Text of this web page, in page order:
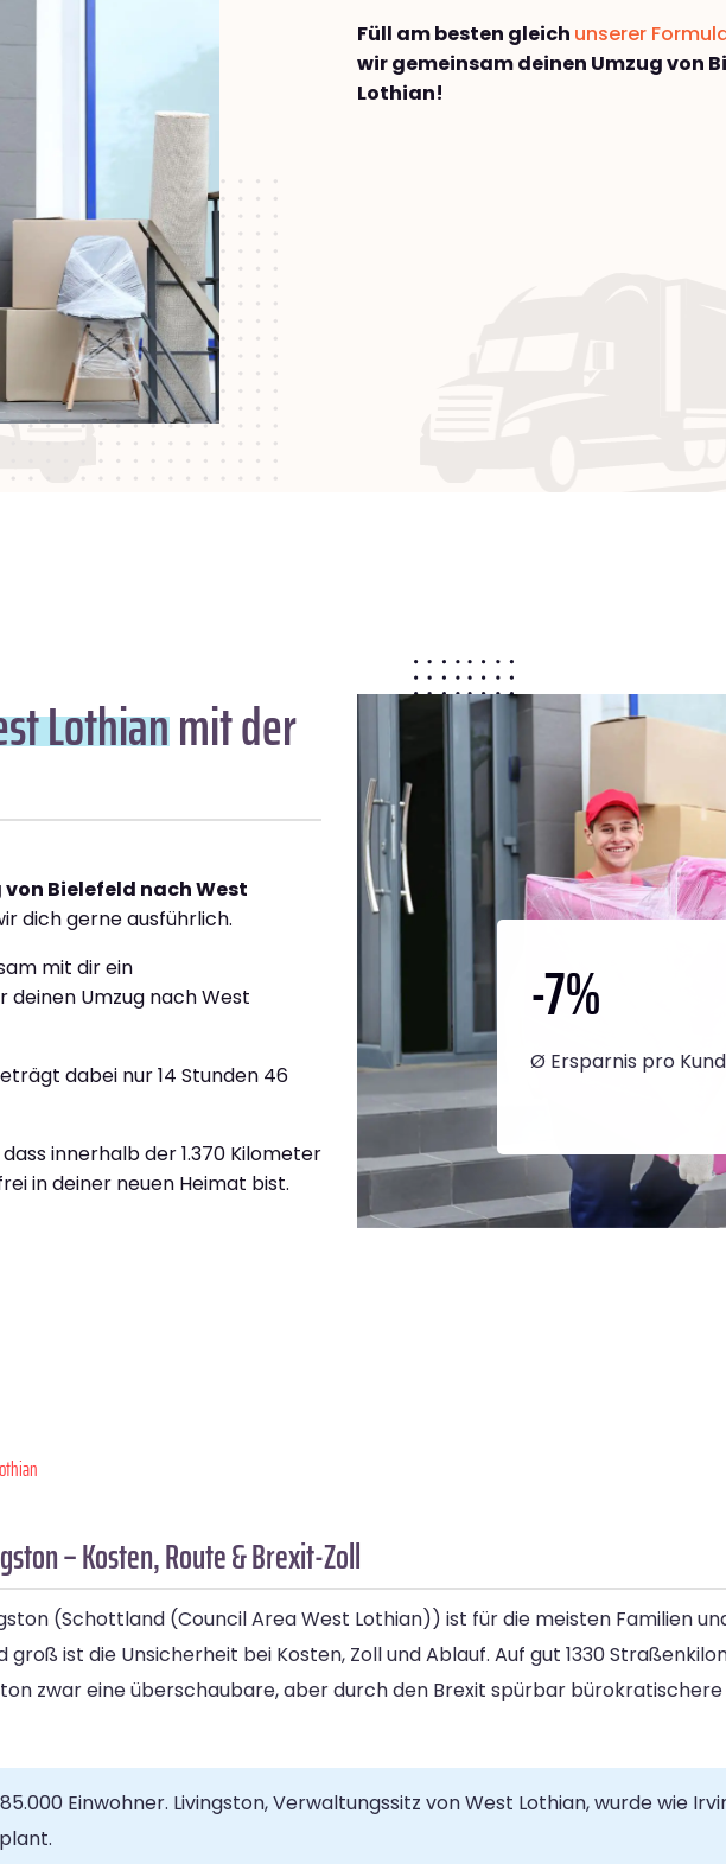
Füll am besten gleich unserer
wir gemeinsam deinen Umzug von
Lothian!
Lothianmit der
von Bielefeld nach West
dich gerne ausführlich.
mit dir ein
deinen Umzug nach West
dabei nur 14 Stunden 46
dass innerhalb der 1.370 Kilometer
in deiner neuen Heimat bist.
-7%
Ø Ersparnis pro
– Kosten, Route & Brexit-Zoll
(Schottland (Council Area West Lothian)) ist für die meisten Familien
ist die Unsicherheit bei Kosten, Zoll und Ablauf. Auf gut 1330
zwar eine überschaubare, aber durch den Brexit spürbar
Einwohner. Livingston, Verwaltungssitz von West Lothian, wurde wie